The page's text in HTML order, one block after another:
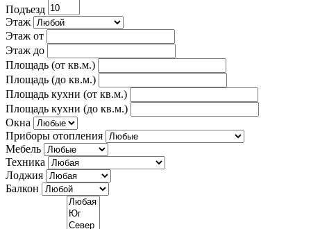
Подъезд
Этаж
Этаж от
Этаж до
Площадь (от кв.м.)
Площадь (до кв.м.)
Площадь кухни (от кв.м.)
Площадь кухни (до кв.м.)
Окна
Приборы отопления
Мебель
Техника
Лоджия
Балкон